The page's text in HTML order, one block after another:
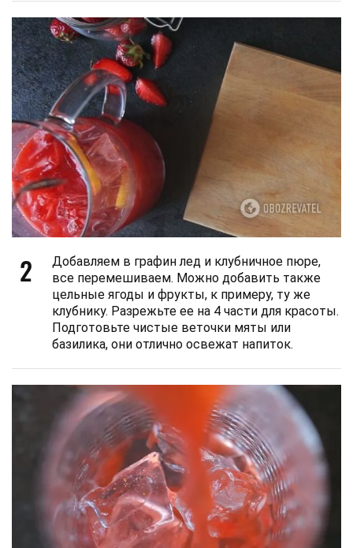
2
Добавляем в графин лед и клубничное пюре,
все перемешиваем. Можно добавить также
цельные ягоды и фрукты, к примеру, ту же
клубнику. Разрежьте ее на 4 части для красоты.
Подготовьте чистые веточки мяты или
базилика, они отлично освежат напиток.